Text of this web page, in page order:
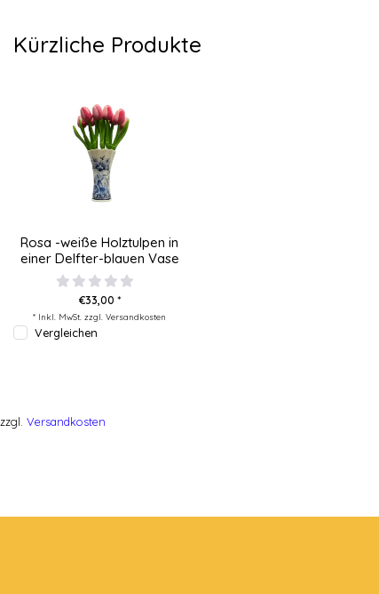
Kürzliche Produkte
Rosa -weiße Holztulpen in
einer Delfter-blauen Vase
€33,00 *
* Inkl. MwSt. zzgl. Versandkosten
Vergleichen
zzgl. Versandkosten